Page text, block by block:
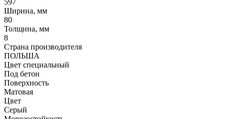
Ширина, мм
80
Толщина, мм
8
Страна производителя
ПОЛЬША
Цвет специальный
Под бетон
Поверхность
Матовая
Цвет
Серый